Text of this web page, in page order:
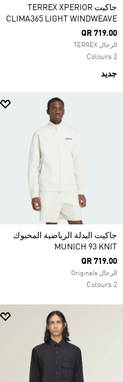
جاكيت TERREX XPERIOR
CLIMA365 LIGHT WINDWEAVE
QR 719.00
الرجال TERREX
2 Colours
جديد
جاكيت البدلة الرياضية المحبوك
MUNICH 93 KNIT
QR 719.00
الرجال Originals
2 Colours